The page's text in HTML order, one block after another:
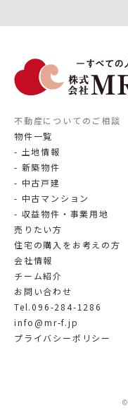
不動産についてのご相談
物件一覧
土地情報
新築物件
中古戸建
中古マンション
収益物件・事業用地
売りたい方
住宅の購入をお考えの方
会社情報
チーム紹介
お問い合わせ
Tel.096-284-1286
info@mr-f.jp
プライバシーポリシー
©